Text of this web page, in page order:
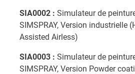
SIA0002 : Simulateur de
SIMSPRAY, Version industrielle
Assisted Airless)
SIA0003 : Simulateur de
SIMSPRAY, Version Powder